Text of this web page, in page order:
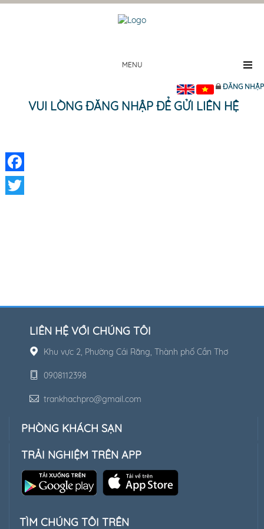
MENU
ĐĂNG NHẬP
VUI LÒNG ĐĂNG NHẬP ĐỂ GỬI LIÊN HỆ
LIÊN HỆ VỚI CHÚNG TÔI
Khu vực 2, Phường Cái Răng, Thành phố Cần Thơ
0908112398
trankhachpro@gmail.com
PHÒNG KHÁCH SẠN
TRẢI NGHIỆM TRÊN APP
TÌM CHÚNG TÔI TRÊN
Facebook